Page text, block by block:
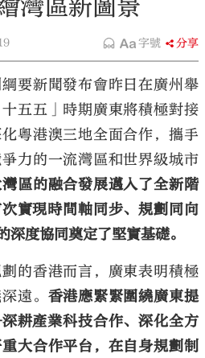
文匯
灣區新圖景
字號 分享
要新聞發布會昨日在廣州舉
五五」時期廣東將積極對接
粵港澳三地全面合作，攜手
力的一流灣區和世界級城市
區的融合發展邁入了全新階
實現時間軸同步、規劃同向
深度協同奠定了堅實基礎。
的香港而言，廣東表明積極
遠。 香港應緊緊圍繞廣東提
耕產業科技合作、深化全方
大合作平台，在自身規劃制